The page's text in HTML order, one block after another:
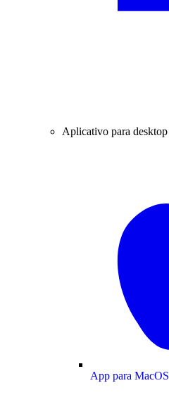
Aplicativo para desktop
App para MacOS